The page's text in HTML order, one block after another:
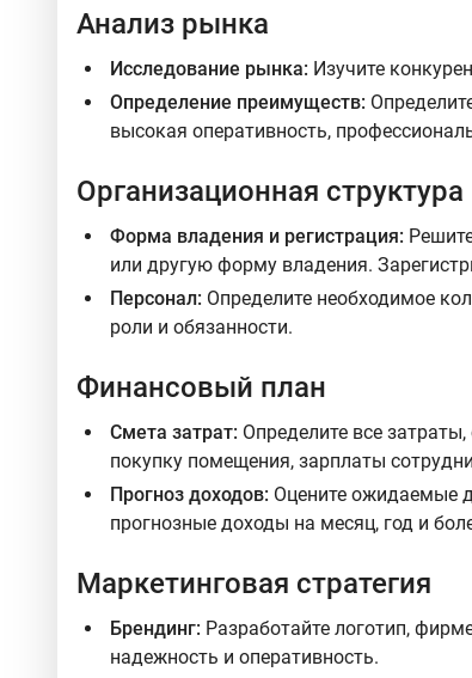
Анализ рынка
Исследование рынка: Изучите
Определение преимуществ:
высокая оперативность,
Организационная структура
Форма владения и регистрация:
или другую форму владения.
Персонал: Определите необходимое
роли и обязанности.
Финансовый план
Смета затрат: Определите все
покупку помещения, зарплаты
Прогноз доходов: Оцените ожидаемые
прогнозные доходы на месяц, год и
Маркетинговая стратегия
Брендинг: Разработайте логотип,
надежность и оперативность.